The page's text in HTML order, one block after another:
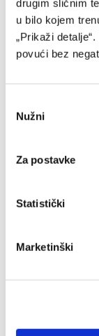
drugim sličnim
u bilo kojem
„Prikaži
povući bez
Selection
Nužni
Za postavke
Statistički
Marketinški
Lokomotiva –
Počinje nova
Arena…